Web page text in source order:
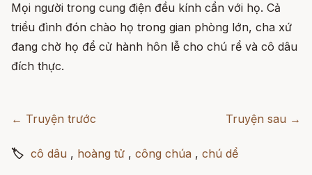
Mọi người trong cung điện đều kính cẩn với họ. Cả
triều đình đón chào họ trong gian phòng lớn, cha xứ
đang chờ họ để cử hành hôn lễ cho chú rể và cô dâu
đích thực.
← Truyện trước Truyện sau →
🏷 cô dâu , hoàng tử , công chúa , chú dể